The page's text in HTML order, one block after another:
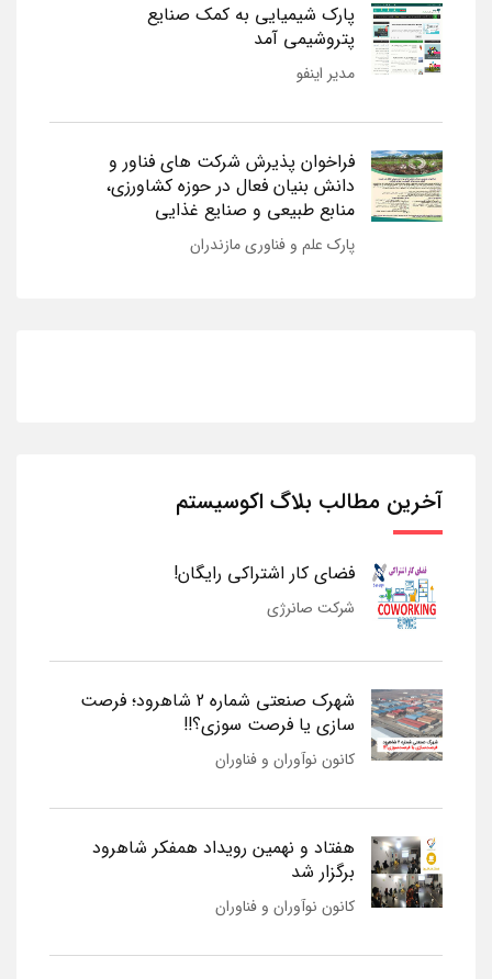
پارک شیمیایی به کمک صنایع
پتروشیمی آمد
مدیر اینفو
فراخوان پذیرش شرکت های فناور و
دانش بنیان فعال در حوزه کشاورزی،
منابع طبیعی و صنایع غذایی
پارک علم و فناوری مازندران
آخرین مطالب بلاگ اکوسیستم
فضای کار اشتراکی رایگان!
شرکت صانرژی
شهرک صنعتی شماره 2 شاهرود؛ فرصت
سازی یا فرصت سوزی؟!!
کانون نوآوران و فناوران
هفتاد و نهمین رویداد همفکر شاهرود
برگزار شد
کانون نوآوران و فناوران